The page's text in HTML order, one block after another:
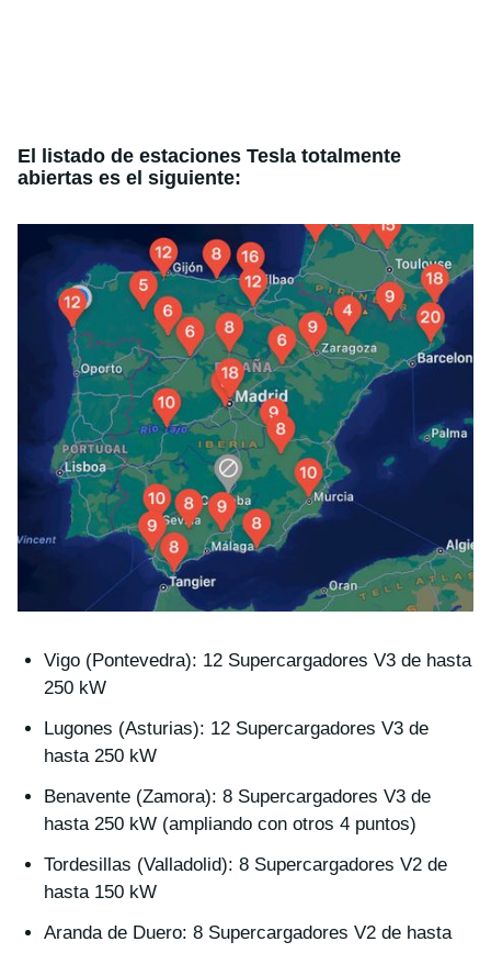
El listado de estaciones Tesla totalmente
abiertas es el siguiente:
Vigo (Pontevedra): 12 Supercargadores V3 de hasta
250 kW
Lugones (Asturias): 12 Supercargadores V3 de
hasta 250 kW
Benavente (Zamora): 8 Supercargadores V3 de
hasta 250 kW (ampliando con otros 4 puntos)
Tordesillas (Valladolid): 8 Supercargadores V2 de
hasta 150 kW
Aranda de Duero: 8 Supercargadores V2 de hasta